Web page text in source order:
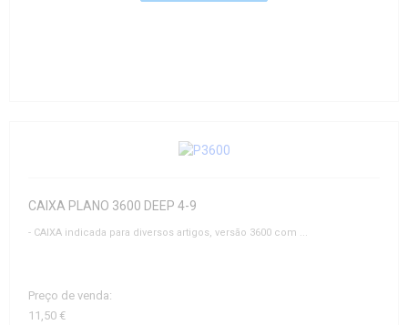
CAIXA PLANO 3600 DEEP 4-9
- CAIXA indicada para diversos artigos, versão 3600 com ...
Preço de venda:
11,50 €